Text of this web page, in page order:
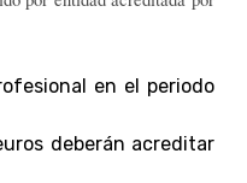
en el periodo
deberán acreditar